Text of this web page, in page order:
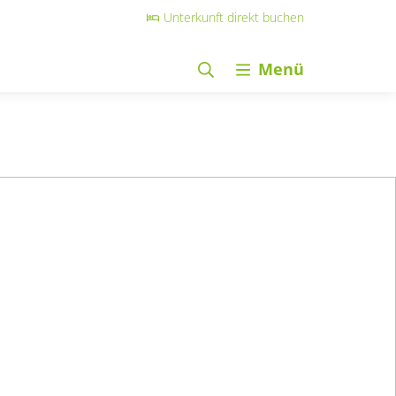
Unterkunft direkt buchen
Menü